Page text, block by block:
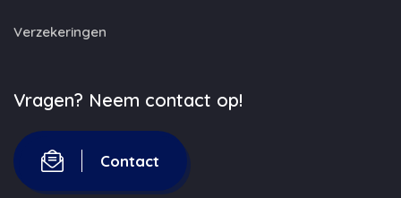
Verzekeringen
Vragen? Neem contact op!
Contact